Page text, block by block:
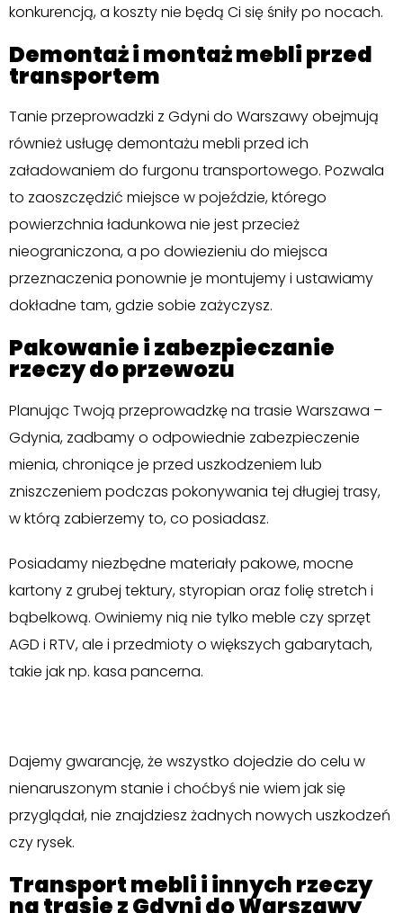
konkurencją, a koszty nie będą Ci się śniły po nocach.
Demontaż i montaż mebli przed
transportem
Tanie przeprowadzki z Gdyni do Warszawy obejmują
również usługę demontażu mebli przed ich
załadowaniem do furgonu transportowego. Pozwala
to zaoszczędzić miejsce w pojeździe, którego
powierzchnia ładunkowa nie jest przecież
nieograniczona, a po dowiezieniu do miejsca
przeznaczenia ponownie je montujemy i ustawiamy
dokładne tam, gdzie sobie zażyczysz.
Pakowanie i zabezpieczanie
rzeczy do przewozu
Planując Twoją przeprowadzkę na trasie Warszawa –
Gdynia, zadbamy o odpowiednie zabezpieczenie
mienia, chroniące je przed uszkodzeniem lub
zniszczeniem podczas pokonywania tej długiej trasy,
w którą zabierzemy to, co posiadasz.
Posiadamy niezbędne materiały pakowe, mocne
kartony z grubej tektury, styropian oraz folię stretch i
bąbelkową. Owiniemy nią nie tylko meble czy sprzęt
AGD i RTV, ale i przedmioty o większych gabarytach,
takie jak np. kasa pancerna.
Dajemy gwarancję, że wszystko dojedzie do celu w
nienaruszonym stanie i choćbyś nie wiem jak się
przyglądał, nie znajdziesz żadnych nowych uszkodzeń
czy rysek.
Transport mebli i innych rzeczy
na trasie z Gdyni do Warszawy